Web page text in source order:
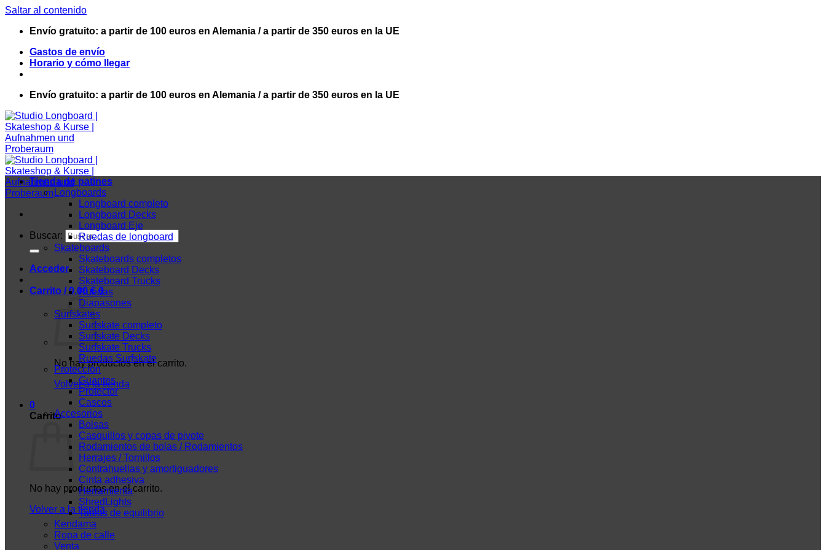
Saltar al contenido
Envío gratuito: a partir de 100 euros en Alemania / a partir de 350 euros en la UE
Gastos de envío
Horario y cómo llegar
Envío gratuito: a partir de 100 euros en Alemania / a partir de 350 euros en la UE
Buscar:
Acceder
Carrito /0,00€ 0
No hay productos en el carrito.
Volver a la tienda
0
Carrito
No hay productos en el carrito.
Volver a la tienda
Tienda de patines
Longboards
Longboard completo
Longboard Decks
Longboard Eje
Ruedas de longboard
Skateboards
Skateboards completos
Skateboard Decks
Skateboard Trucks
Ruedas
Diapasones
Surfskates
Surfskate completo
Surfskate Decks
Surfskate Trucks
Ruedas Surfskate
Protección
Guantes
Protector
Cascos
Accesorios
Bolsas
Casquillos y copas de pivote
Rodamientos de bolas / Rodamientos
Herrajes / Tornillos
Contrahuellas y amortiguadores
Cinta adhesiva
Herramienta
ShredLights
Tablas de equilibrio
Kendama
Ropa de calle
Venta